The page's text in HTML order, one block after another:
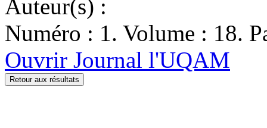
Auteur(s) :
Numéro : 1. Volume : 18.
Ouvrir Journal l'UQAM
Retour aux résultats